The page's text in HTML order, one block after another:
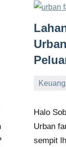
Halo
Urban
sempit